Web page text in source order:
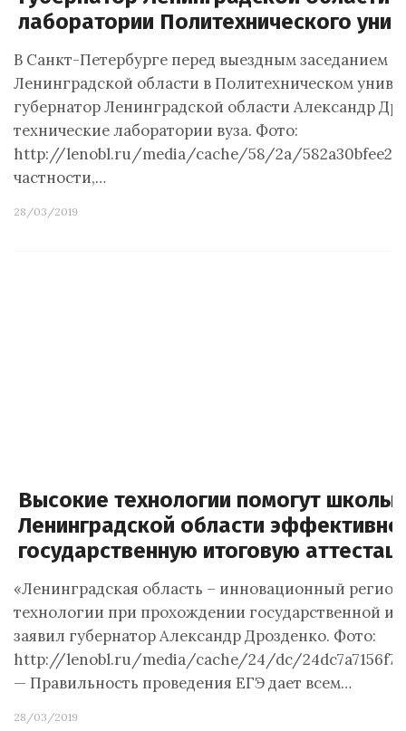
лаборатории Политехнического
В Санкт-Петербурге перед выездным заседанием
Ленинградской области в Политехническом
губернатор Ленинградской области Александр
технические лаборатории вуза. Фото:
http://lenobl.ru/media/cache/58/2a/
частности,…
28/03/2019
Высокие технологии помогут
Ленинградской области эффективно
государственную итоговую
«Ленинградская область – инновационный
технологии при прохождении государственной
заявил губернатор Александр Дрозденко. Фото:
http://lenobl.ru/media/cache/24/dc/
— Правильность проведения ЕГЭ дает всем…
28/03/2019